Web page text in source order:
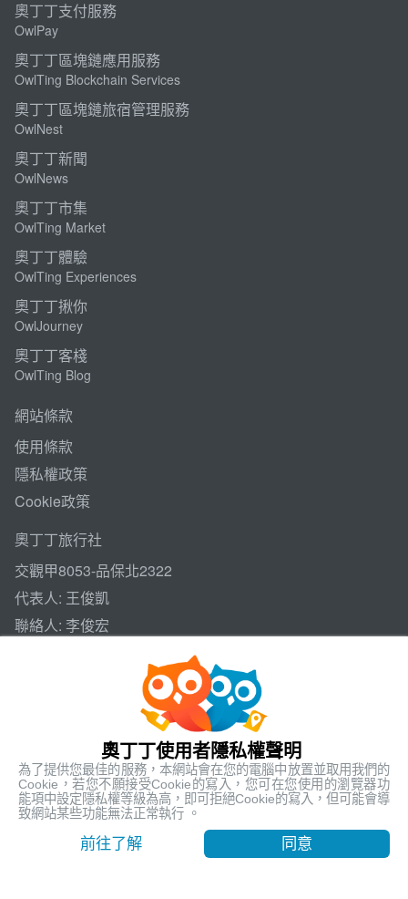
奧丁丁支付服務
OwlPay
奧丁丁區塊鏈應用服務
OwlTing Blockchain Services
奧丁丁區塊鏈旅宿管理服務
OwlNest
奧丁丁新聞
OwlNews
奧丁丁市集
OwlTing Market
奧丁丁體驗
OwlTing Experiences
奧丁丁揪你
OwlJourney
奧丁丁客棧
OwlTing Blog
網站條款
使用條款
隱私權政策
Cookie政策
奧丁丁旅行社
交觀甲8053-品保北2322
代表人: 王俊凱
聯絡人: 李俊宏
112 臺北市北投區文承路26、28號6樓、26號7樓
+886-2-6610-0181
傳真號碼 +886-2-6610-0185
官方APP下載奧丁丁使用者隱私權聲明
為了提供您最佳的服務，本網站會在您的電腦中放置並取用我們的
Cookie，若您不願接受Cookie的寫入，您可在您使用的瀏覽器功
能項中設定隱私權等級為高，即可拒絕Cookie的寫入，但可能會導
致網站某些功能無法正常執行 。
前往了解 同意